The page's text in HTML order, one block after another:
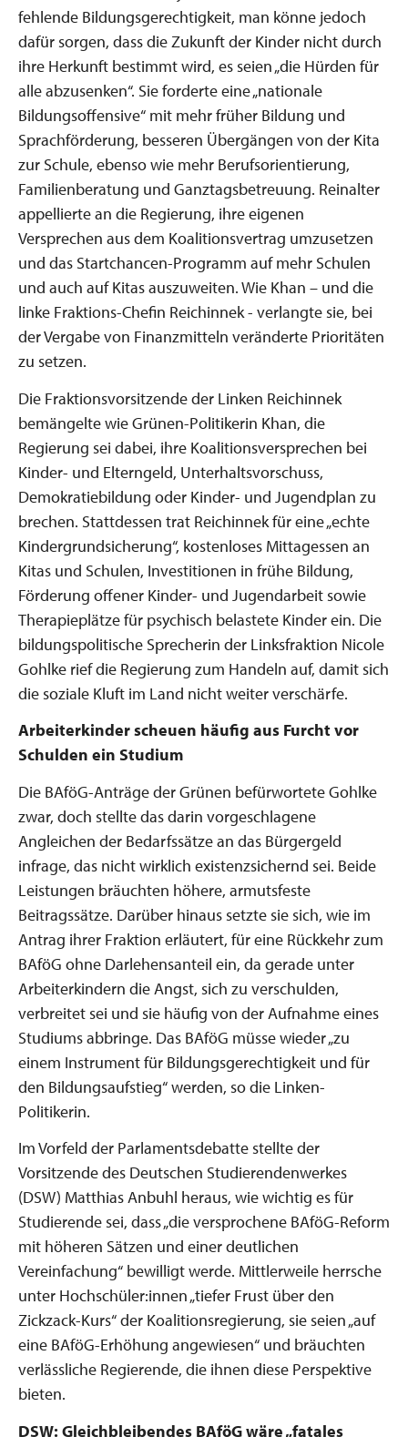
fehlende Bildungsgerechtigkeit, man könne jedoch
dafür sorgen, dass die Zukunft der Kinder nicht durch
ihre Herkunft bestimmt wird, es seien „die Hürden für
alle abzusenken“. Sie forderte eine „nationale
Bildungsoffensive“ mit mehr früher Bildung und
Sprachförderung, besseren Übergängen von der Kita
zur Schule, ebenso wie mehr Berufsorientierung,
Familienberatung und Ganztagsbetreuung. Reinalter
appellierte an die Regierung, ihre eigenen
Versprechen aus dem Koalitionsvertrag umzusetzen
und das Startchancen-Programm auf mehr Schulen
und auch auf Kitas auszuweiten. Wie Khan – und die
linke Fraktions-Chefin Reichinnek - verlangte sie, bei
der Vergabe von Finanzmitteln veränderte Prioritäten
zu setzen.
Die Fraktionsvorsitzende der Linken Reichinnek
bemängelte wie Grünen-Politikerin Khan, die
Regierung sei dabei, ihre Koalitionsversprechen bei
Kinder- und Elterngeld, Unterhaltsvorschuss,
Demokratiebildung oder Kinder- und Jugendplan zu
brechen. Stattdessen trat Reichinnek für eine „echte
Kindergrundsicherung“, kostenloses Mittagessen an
Kitas und Schulen, Investitionen in frühe Bildung,
Förderung offener Kinder- und Jugendarbeit sowie
Therapieplätze für psychisch belastete Kinder ein. Die
bildungspolitische Sprecherin der Linksfraktion Nicole
Gohlke rief die Regierung zum Handeln auf, damit sich
die soziale Kluft im Land nicht weiter verschärfe.
Arbeiterkinder scheuen häufig aus Furcht vor
Schulden ein Studium
Die BAföG-Anträge der Grünen befürwortete Gohlke
zwar, doch stellte das darin vorgeschlagene
Angleichen der Bedarfssätze an das Bürgergeld
infrage, das nicht wirklich existenzsichernd sei. Beide
Leistungen bräuchten höhere, armutsfeste
Beitragssätze. Darüber hinaus setzte sie sich, wie im
Antrag ihrer Fraktion erläutert, für eine Rückkehr zum
BAföG ohne Darlehensanteil ein, da gerade unter
Arbeiterkindern die Angst, sich zu verschulden,
verbreitet sei und sie häufig von der Aufnahme eines
Studiums abbringe. Das BAföG müsse wieder „zu
einem Instrument für Bildungsgerechtigkeit und für
den Bildungsaufstieg“ werden, so die Linken-
Politikerin.
Im Vorfeld der Parlamentsdebatte stellte der
Vorsitzende des Deutschen Studierendenwerkes
(DSW) Matthias Anbuhl heraus, wie wichtig es für
Studierende sei, dass „die versprochene BAföG-Reform
mit höheren Sätzen und einer deutlichen
Vereinfachung“ bewilligt werde. Mittlerweile herrsche
unter Hochschüler:innen „tiefer Frust über den
Zickzack-Kurs“ der Koalitionsregierung, sie seien „auf
eine BAföG-Erhöhung angewiesen“ und bräuchten
verlässliche Regierende, die ihnen diese Perspektive
bieten.
DSW: Gleichbleibendes BAföG wäre „fatales